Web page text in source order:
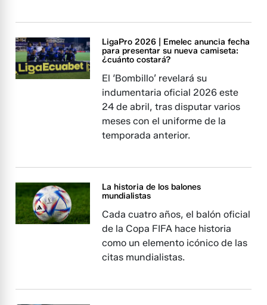
LigaPro 2026 | Emelec anuncia fecha
para presentar su nueva camiseta:
¿cuánto costará?
El ‘Bombillo’ revelará su
indumentaria oficial 2026 este
24 de abril, tras disputar varios
meses con el uniforme de la
temporada anterior.
La historia de los balones
mundialistas
Cada cuatro años, el balón oficial
de la Copa FIFA hace historia
como un elemento icónico de las
citas mundialistas.